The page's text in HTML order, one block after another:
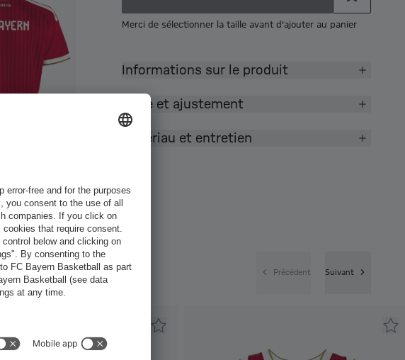
Merci de sélectionner la taille avant d'ajouter au panier
Informations sur le produit
Taille et ajustement
Matériau et entretien
Précédent Suivant
France?